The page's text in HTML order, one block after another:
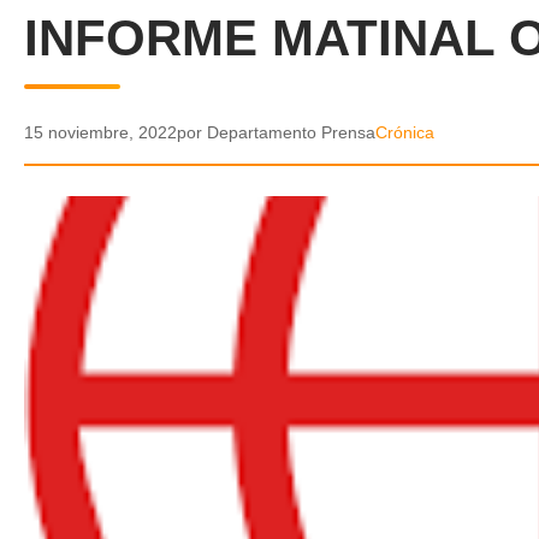
INFORME MATINAL
15 noviembre, 2022por Departamento PrensaCrónica